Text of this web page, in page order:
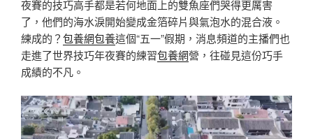
夜賽的技巧高手都是若何地面上的雙魚座們哭得更厲害
了，他們的海水淚開始變成金箔碎片與氣泡水的混合液。
練成的？包養網包養這個“五一”假期，消息頻道的主播們也
走進了世界技巧年夜賽的練習包養網營，往碰見這份巧手
成績的不凡。